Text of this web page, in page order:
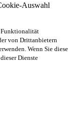
Auswahl
Funktionalität
von Drittanbietern
Wenn Sie diese
Dienste